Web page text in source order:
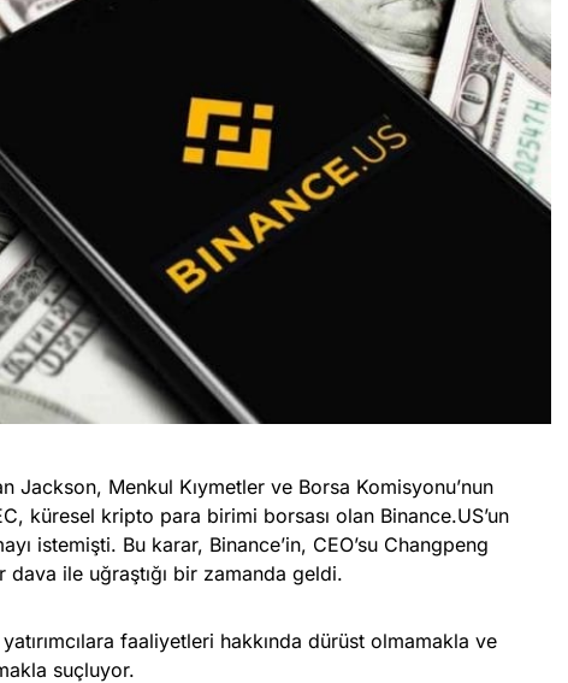
Jackson, Menkul Kıymetler ve Borsa Komisyonu’nun
küresel kripto para birimi borsası olan Binance.US’un
istemişti. Bu karar, Binance’in, CEO’su Changpeng
ile uğraştığı bir zamanda geldi.
faaliyetleri hakkında dürüst olmamakla ve
suçluyor.